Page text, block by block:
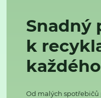
Snadný
k
každého
Od malých spotřebičů